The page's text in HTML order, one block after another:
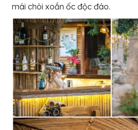
mái chòi xoắn ốc độc đáo.